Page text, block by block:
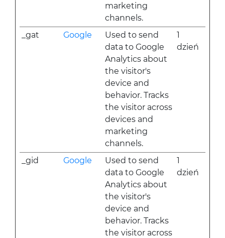
marketing
channels.
_gat Google
Used to send
data to Google
Analytics about
the visitor's
device and
behavior. Tracks
the visitor across
devices and
marketing
channels.
1
dzień
_gid Google
Used to send
data to Google
Analytics about
the visitor's
device and
behavior. Tracks
the visitor across
1
dzień